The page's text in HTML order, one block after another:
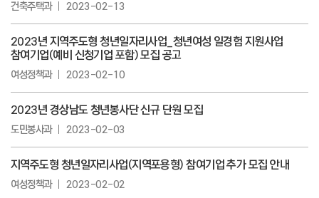
건축주택과 2023-02-13
2023년 지역주도형 청년일자리사업_청년여성 일경험 지원사업
참여기업(예비 신청기업 포함) 모집 공고
여성정책과 2023-02-10
2023년 경상남도 청년봉사단 신규 단원 모집
도민봉사과 2023-02-03
지역주도형 청년일자리사업(지역포용형) 참여기업 추가 모집 안내
여성정책과 2023-02-02